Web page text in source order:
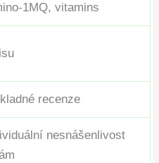
1MQ, vitamins
recenze
nesnášenlivost